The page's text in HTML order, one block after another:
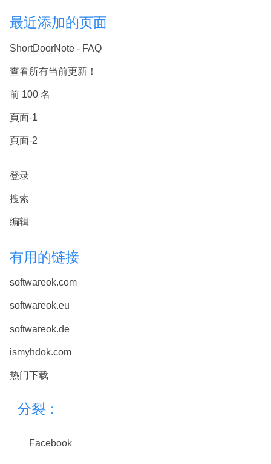
最近添加的页面
ShortDoorNote - FAQ
查看所有当前更新！
前 100 名
頁面-1
頁面-2
登录
搜索
编辑
有用的链接
softwareok.com
softwareok.eu
softwareok.de
ismyhdok.com
热门下载
分裂：
Facebook